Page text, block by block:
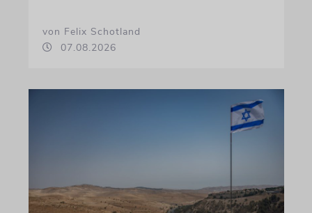
von Felix Schotland
07.08.2026